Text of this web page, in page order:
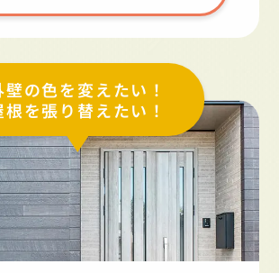
壁の色を変えたい！
根を張り替えたい！